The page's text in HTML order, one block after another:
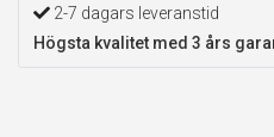
2-7 dagars leveranstid
Högsta kvalitet med 3 års